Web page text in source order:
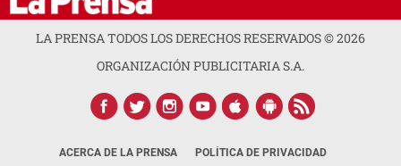
LA PRENSA TODOS LOS DERECHOS RESERVADOS ©2026
ORGANIZACIÓN PUBLICITARIA S.A.
ACERCA DE LA PRENSA POLÍTICA DE PRIVACIDAD